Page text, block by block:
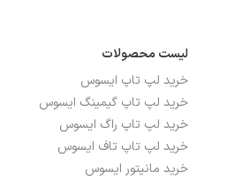
پورت USB TYPE-C
پورت شبکه ETHERNET ندارد
باتری، توان و خنک‌کننده
لیست محصولات
خرید لپ تاپ ایسوس
خرید لپ تاپ گیمینگ ایسوس
خرید لپ تاپ راگ ایسوس
خرید لپ تاپ تاف ایسوس
خرید مانیتور ایسوس